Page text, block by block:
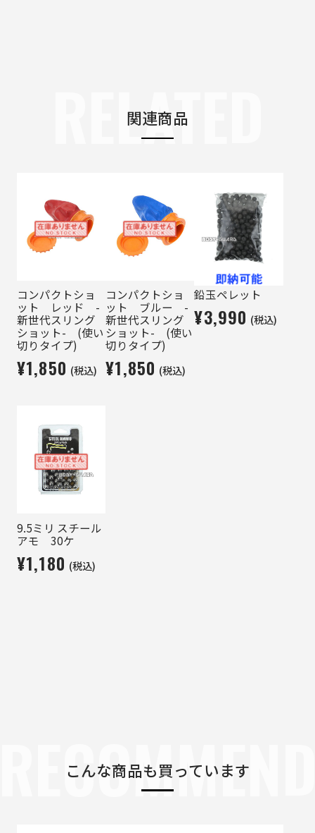
関連商品
RELATED
コンパクトショ
ット レッド -
新世代スリング
ショット- (使い
切りタイプ)
¥1,850 (税込)
コンパクトショ
ット ブルー -
新世代スリング
ショット- (使い
切りタイプ)
¥1,850 (税込)
鉛玉ペレット
¥3,990 (税込)
9.5ミリ スチール
アモ 30ケ
¥1,180 (税込)
こんな商品も買っています